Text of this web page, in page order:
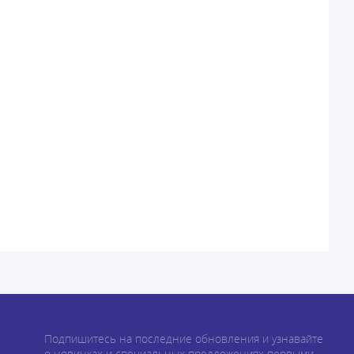
Подпишитесь на последние обновления и узнавайте